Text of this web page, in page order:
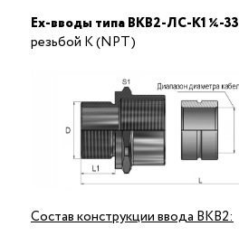
Ex-вводы типа ВКВ2-ЛС-K1 ¼-33
резьбой K (NPT)
Состав конструкции ввода ВКВ2: